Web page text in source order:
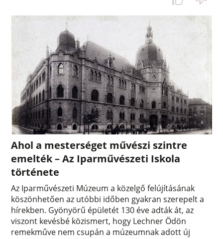
Ahol a mesterséget művészi szintre
emelték – Az Iparművészeti Iskola
története
Az Iparművészeti Múzeum a közelgő felújításának
köszönhetően az utóbbi időben gyakran szerepelt a
hírekben. Gyönyörű épületét 130 éve adták át, az
viszont kevésbé közismert, hogy Lechner Ödön
remekműve nem csupán a múzeumnak adott új